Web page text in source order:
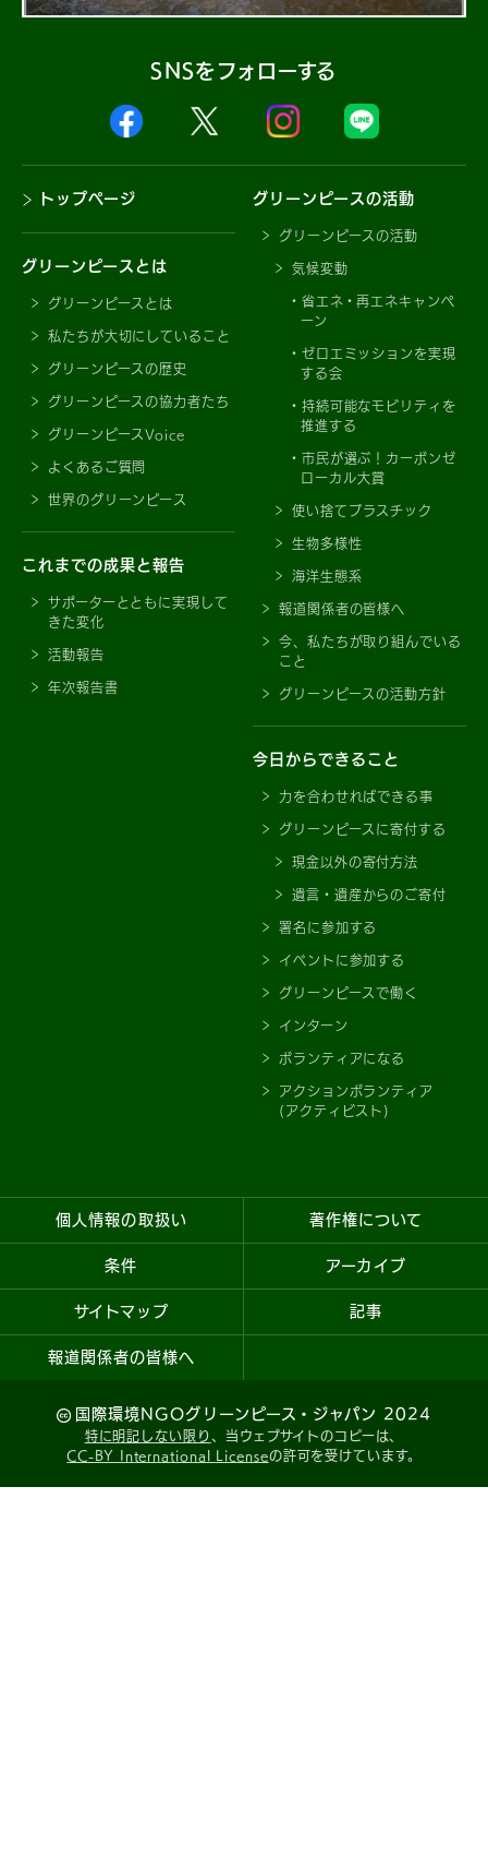
SNSをフォローする
トップページ
グリーンピースとは
グリーンピースとは
私たちが大切にしていること
グリーンピースの歴史
グリーンピースの協力者たち
グリーンピースVoice
よくあるご質問
世界のグリーンピース
これまでの成果と報告
サポーターとともに実現して
きた変化
活動報告
年次報告書
グリーンピースの活動
グリーンピースの活動
気候変動
省エネ・再エネキャンペ
ーン
ゼロエミッションを実現
する会
持続可能なモビリティを
推進する
市民が選ぶ！カーボンゼ
ローカル大賞
使い捨てプラスチック
生物多様性
海洋生態系
報道関係者の皆様へ
今、私たちが取り組んでいる
こと
グリーンピースの活動方針
今日からできること
力を合わせればできる事
グリーンピースに寄付する
現金以外の寄付方法
遺言・遺産からのご寄付
署名に参加する
イベントに参加する
グリーンピースで働く
インターン
ボランティアになる
アクションボランティア
(アクティビスト)
個人情報の取扱い 著作権について
条件 アーカイブ
サイトマップ 記事
報道関係者の皆様へ
国際環境NGOグリーンピース・ジャパン 2024
特に明記しない限り 、当ウェブサイトのコピーは、
CC-BY International Licenseの許可を受けています。